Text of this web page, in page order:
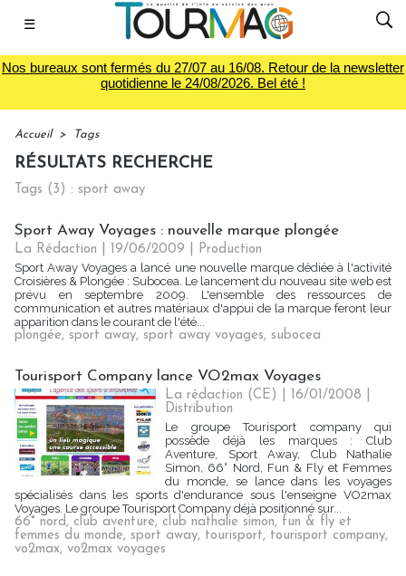
☰
Nos bureaux sont fermés du 27/07 au 16/08. Retour de la newsletter
quotidienne le 24/08/2026. Bel été !
Accueil > Tags
RÉSULTATS RECHERCHE
Tags (3) : sport away
Sport Away Voyages : nouvelle marque plongée
La Rédaction | 19/06/2009
Production
Sport Away Voyages a lancé une nouvelle marque dédiée à l'activité
Croisières & Plongée : Subocea. Le lancement du nouveau site web est
prévu en septembre 2009. L'ensemble des ressources de
communication et autres matériaux d'appui de la marque feront leur
apparition dans le courant de l'été...
plongée, sport away, sport away voyages, subocea
Tourisport Company lance VO2max Voyages
La rédaction (CE) | 16/01/2008
Distribution
Le groupe Tourisport company qui
possède déjà les marques : Club
Aventure, Sport Away, Club Nathalie
Simon, 66° Nord, Fun & Fly et Femmes
du monde, se lance dans les voyages
spécialisés dans les sports d'endurance sous l'enseigne VO2max
Voyages. Le groupe Tourisport Company déjà positionné sur...
66° nord, club aventure, club nathalie simon, fun & fly et
femmes du monde, sport away, tourisport, tourisport company,
vo2max, vo2max voyages